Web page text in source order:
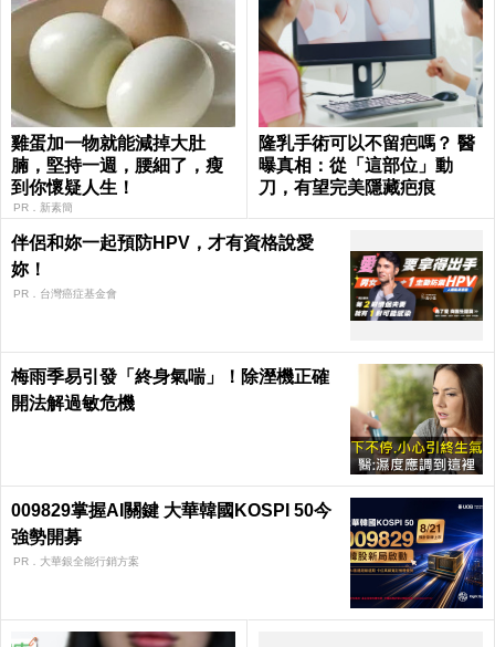
雞蛋加一物就能減掉大肚
腩，堅持一週，腰細了，瘦
到你懷疑人生！
PR．新素簡
隆乳手術可以不留疤嗎？ 醫
曝真相：從「這部位」動
刀，有望完美隱藏疤痕
伴侶和妳一起預防HPV，才有資格說愛
妳！
PR．台灣癌症基金會
梅雨季易引發「終身氣喘」！除溼機正確
開法解過敏危機
009829掌握AI關鍵 大華韓國KOSPI 50今
強勢開募
PR．大華銀全能行銷方案